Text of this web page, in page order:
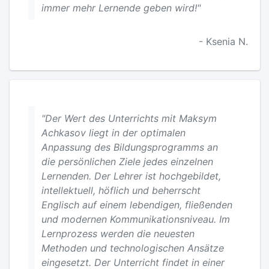
immer mehr Lernende geben wird!"
- Ksenia N.
"Der Wert des Unterrichts mit Maksym
Achkasov liegt in der optimalen
Anpassung des Bildungsprogramms an
die persönlichen Ziele jedes einzelnen
Lernenden. Der Lehrer ist hochgebildet,
intellektuell, höflich und beherrscht
Englisch auf einem lebendigen, fließenden
und modernen Kommunikationsniveau. Im
Lernprozess werden die neuesten
Methoden und technologischen Ansätze
eingesetzt. Der Unterricht findet in einer